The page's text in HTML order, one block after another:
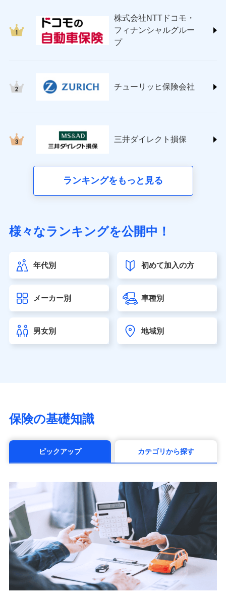
ＳＯＭＰＯダイレクト損害保険株式会社
(https://www.sompo-direct.co.jp/)
チューリッヒ保険会社 (https://www.zurich.co.jp/)
(https://www.nisshinfire.co.jp/)
(https://www.petfamilyins.co.jp/)
ins.com/)
三井ダイレクト損害保険株式会社
（https://www.sonylife.co.jp）
第一ネオ生命保険株式会社（https://neofirst.co.jp/）
大樹生命保険株式会社（https://www.taiju-life.co.jp）
seimei.co.jp）
チューリッヒ生命保険株式会社
東京海上日動あんしん生命保険株式会社
（https://www.tmn-anshin.co.jp/）
マニュライフ生命保険株式会社
（https://www.manulife.co.jp/）
（https://www.msa-life.co.jp/）
メットライフ生命株式会社(https://www.metlife.co.jp/)
■少額短期保険
株式会社アシロ少額短期保険 (https://kailash.co.jp/)
SBIいきいき少額短期保険会社 (https://www.i-
sedai.com/)
SBIペット少額短期保険株式会社 (https://www.sbipet-
ssi.co.jp/)
SBIリスタ少額短期保険会社
(https://www.jishin.co.jp/)
スマートプラス少額短期保険株式会社
株式会社NTTドコモ・
フィナンシャルグルー
プ
チューリッヒ保険会社
三井ダイレクト損保
ランキングをもっと見る
様々なランキングを公開中！
年代別 初めて加入の方
メーカー別 車種別
男女別 地域別
保険の基礎知識
ピックアップ カテゴリから探す